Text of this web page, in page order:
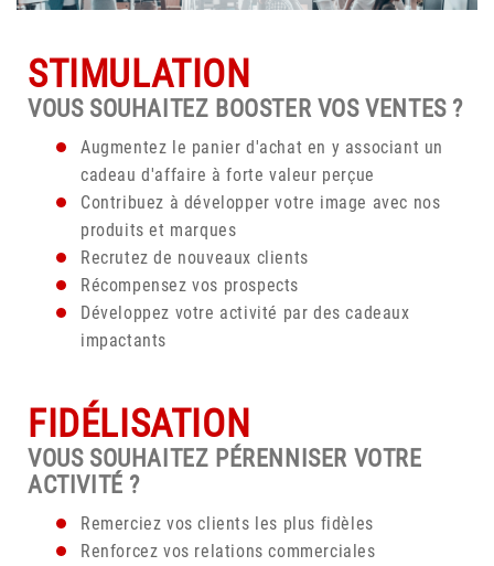
STIMULATION
VOUS SOUHAITEZ BOOSTER VOS VENTES ?
Augmentez le panier d'achat en y associant un
cadeau d'affaire à forte valeur perçue
Contribuez à développer votre image avec nos
produits et marques
Recrutez de nouveaux clients
Récompensez vos prospects
Développez votre activité par des cadeaux
impactants
FIDÉLISATION
VOUS SOUHAITEZ PÉRENNISER VOTRE
ACTIVITÉ ?
Remerciez vos clients les plus fidèles
Renforcez vos relations commerciales